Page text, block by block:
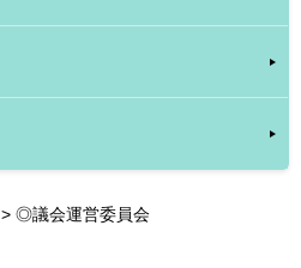
> ◎議会運営委員会